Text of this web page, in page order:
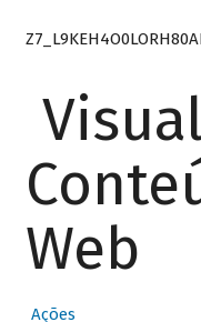
Web
Ações